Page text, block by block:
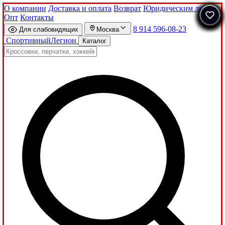
О компании Доставка и оплата Возврат Юридическим лицам
Опт Контакты
Для слабовидящих Москва
8 914 596-08-23
СпортивныйЛегион Каталог